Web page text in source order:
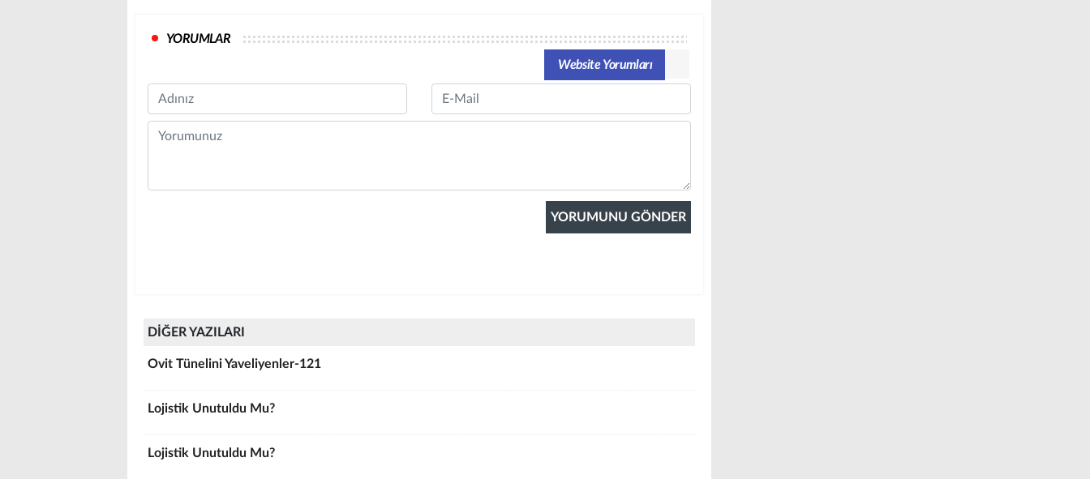
YORUMLAR
Website Yorumları
Name Email
Comment
DİĞER YAZILARI
Ovit Tünelini Yaveliyenler-121
Lojistik Unutuldu Mu?
Lojistik Unutuldu Mu?